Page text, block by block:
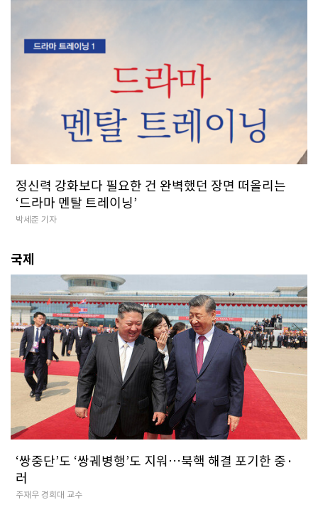
정신력 강화보다 필요한 건 완벽했던 장면 떠올리는
‘드라마 멘탈 트레이닝’
박세준 기자
국제
‘쌍중단’도 ‘쌍궤병행’도 지워…북핵 해결 포기한 중·
러
주재우 경희대 교수